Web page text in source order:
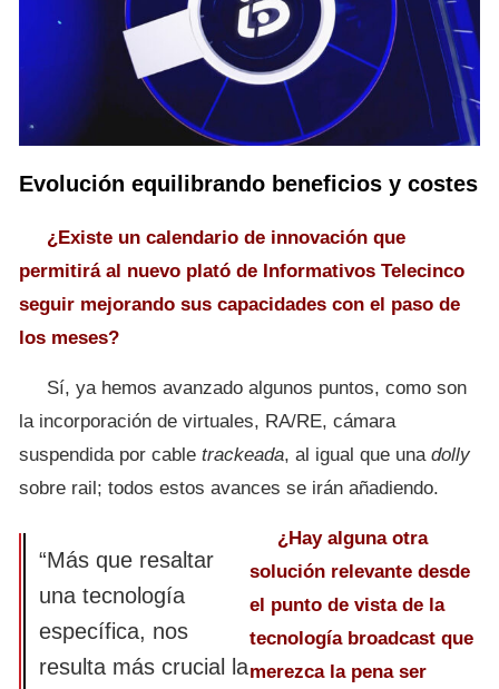
Evolución equilibrando beneficios y costes
¿Existe un calendario de innovación que
permitirá al nuevo plató de Informativos Telecinco
seguir mejorando sus capacidades con el paso de
los meses?
Sí, ya hemos avanzado algunos puntos, como son
la incorporación de virtuales, RA/RE, cámara
suspendida por cable trackeada, al igual que una dolly
sobre rail; todos estos avances se irán añadiendo.
“Más que resaltar
una tecnología
específica, nos
resulta más crucial la
¿Hay alguna otra
solución relevante desde
el punto de vista de la
tecnología broadcast que
merezca la pena ser